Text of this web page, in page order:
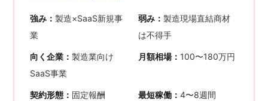
強み：製造×SaaS新規事
業
弱み： 製造現場直結商材
は不得手
向く企業：製造業向け
SaaS事業
月額相場： 100〜180万円
契約形態： 固定報酬 最短稼働： 4〜8週間